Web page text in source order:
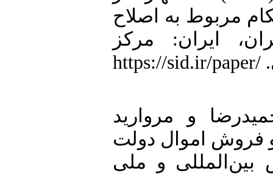
مربوط به اصلاح
ایران: مرکز
پژوهش‌های مجلس شورای اسلامی. https://sid.ir/paper/
و مروارید
و فروش اموال دولت
بین‌المللی و ملی